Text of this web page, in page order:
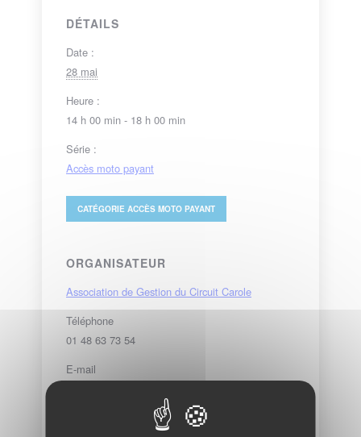
DÉTAILS
Date :
28 mai
Heure :
14 h 00 min - 18 h 00 min
Série :
Accès moto payant
CATÉGORIEACCÈS MOTO PAYANT
ORGANISATEUR
Association de Gestion du Circuit Carole
Téléphone
01 48 63 73 54
E-mail
Voir le site Organisateur